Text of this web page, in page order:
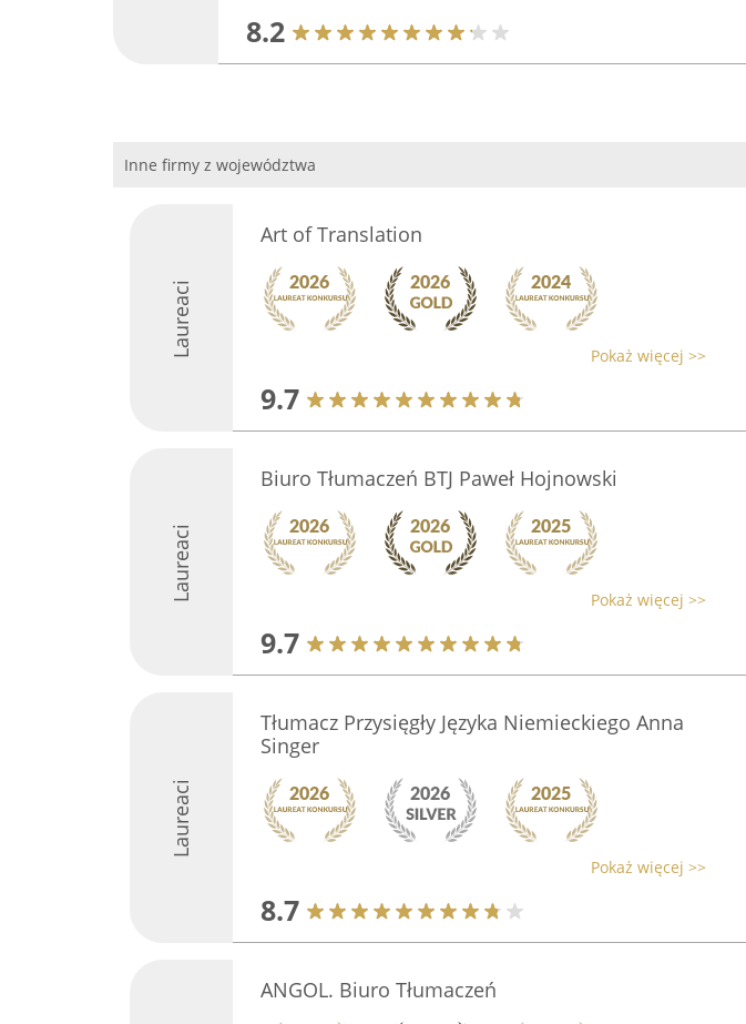
8.2
Inne firmy z województwa
Laureaci
Art of Translation
Pokaż więcej >>
9.7
Laureaci
Biuro Tłumaczeń BTJ Paweł Hojnowski
Pokaż więcej >>
9.7
Laureaci
Tłumacz Przysięgły Języka Niemieckiego Anna
Singer
Pokaż więcej >>
8.7
ANGOL. Biuro Tłumaczeń